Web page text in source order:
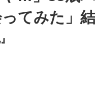
てみた」